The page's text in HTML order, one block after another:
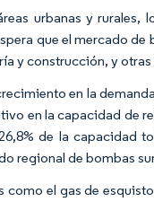
urbanas y rurales,
que el mercado de
y construcción, y
en la
en la capacidad de
de la capacidad
regional de bombas
el gas de